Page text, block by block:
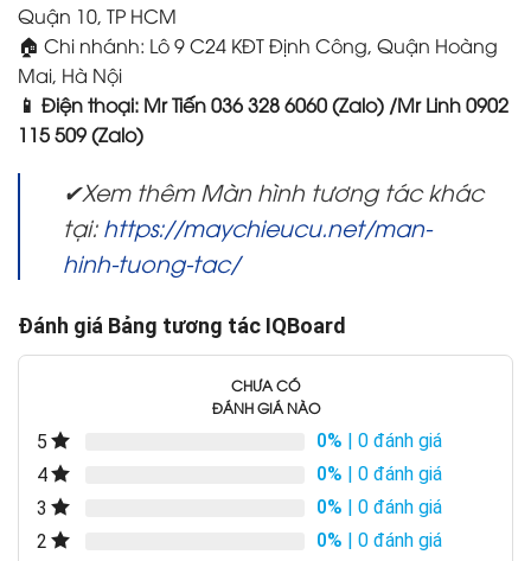
Quận 10, TP HCM
🏠 Chi nhánh: Lô 9 C24 KĐT Định Công, Quận Hoàng
Mai, Hà Nội
📱 Điện thoại: Mr Tiến 036 328 6060 (Zalo) /Mr Linh 0902
115 509 (Zalo)
✔Xem thêm Màn hình tương tác khác
tại:https://maychieucu.net/man-
hinh-tuong-tac/
Đánh giá Bảng tương tác IQBoard
CHƯA CÓ
ĐÁNH GIÁ NÀO
5 0% | 0 đánh giá
4
0% | 0 đánh giá
3
0% | 0 đánh giá
2
0% | 0 đánh giá